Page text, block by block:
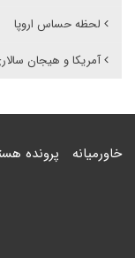
لحظه حساس اروپا
آمریکا و هیجان
خاورمیانه پرونده